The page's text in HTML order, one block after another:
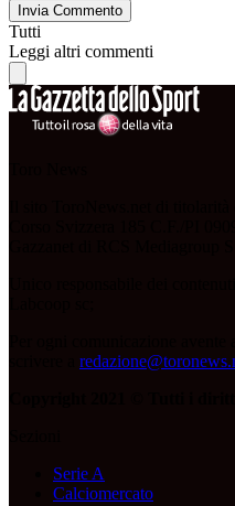
Invia Commento
Tutti
Leggi altri commenti
Serie A
Calciomercato